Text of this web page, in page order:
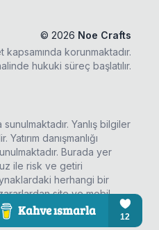
© 2026 Noe Crafts
kapsamında korunmaktadır.
hukuki süreç başlatılır.
Yanlış bilgiler
danışmanlığı
Burada yer
ile risk ve getiri
herhangi bir
site ve mobil